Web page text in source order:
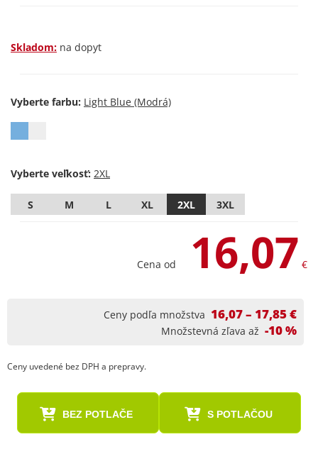
Skladom: na dopyt
Vyberte farbu:
Vyberte veľkosť:
S M L XL 2XL 3XL
Cena od 16,07 €
Ceny podľa množstva 16,07 – 17,85 €
Množstevná zľava až -10 %
Ceny uvedené bez DPH a prepravy.
BEZ POTLAČE S POTLAČOU